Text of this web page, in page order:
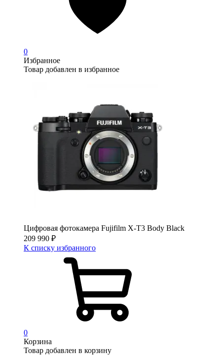
0
Избранное
Товар добавлен в избранное
Цифровая фотокамера Fujifilm X-T3 Body Black
209 990 ₽
К списку избранного
0
Корзина
Товар добавлен в корзину